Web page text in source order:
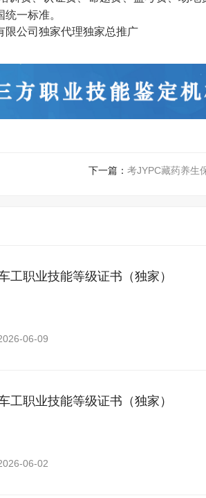
一标准。
限公司独家代理独家总推广
下一篇： 考JYPC藏药养生
工职业技能等级证书（独家）
06-09
工职业技能等级证书（独家）
06-02